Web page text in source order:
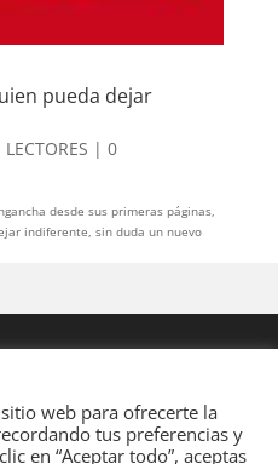
pueda dejar
| 0
desde sus primeras páginas,
indiferente, sin duda un nuevo
web para ofrecerte la
tus preferencias y
en “Aceptar todo”, aceptas